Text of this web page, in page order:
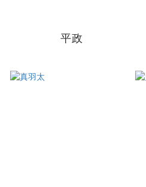
平政